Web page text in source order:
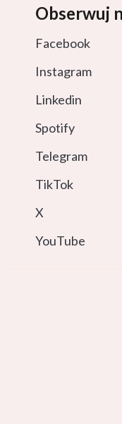
Obserwuj
Facebook
Instagram
Linkedin
Spotify
Telegram
TikTok
X
YouTube